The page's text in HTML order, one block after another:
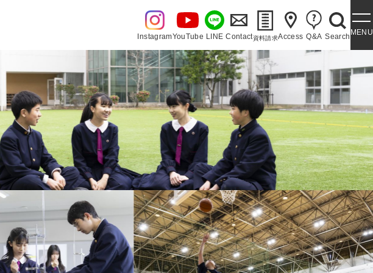
InstagramYouTube LINE Contact資料請求Access Q&A SearchMENU
環境・施設 あゆみ・泉ヶ丘讃歌